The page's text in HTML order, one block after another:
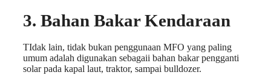
3. Bahan Bakar Kendaraan
TIdak lain, tidak bukan penggunaan MFO yang paling
umum adalah digunakan sebagaii bahan bakar pengganti
solar pada kapal laut, traktor, sampai bulldozer.